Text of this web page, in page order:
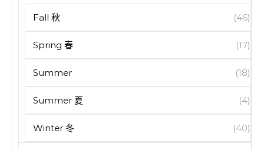
Fall 秋 (46)
Spring 春 (17)
Summer (18)
Summer 夏 (4)
Winter 冬 (40)